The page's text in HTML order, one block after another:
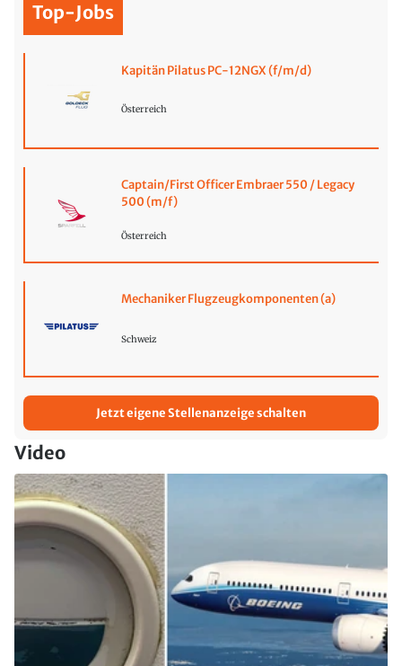
Top-Jobs
Kapitän Pilatus PC-12NGX (f/m/d)
Österreich
Captain/First Officer Embraer 550 / Legacy
500 (m/f)
Österreich
Mechaniker Flugzeugkomponenten (a)
Schweiz
Jetzt eigene Stellenanzeige schalten
Video